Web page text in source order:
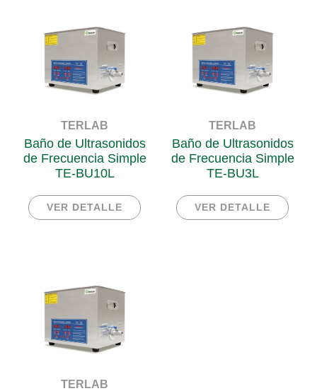
TERLAB
Baño de Ultrasonidos
de Frecuencia Simple
TE-BU10L
VER DETALLE
TERLAB
Baño de Ultrasonidos
de Frecuencia Simple
TE-BU3L
VER DETALLE
TERLAB